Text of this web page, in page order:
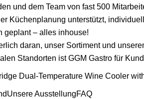
und dem Team von fast 500
Küchenplanung unterstützt,
geplant – alles inhouse!
daran, unser Sortiment und
Standorten ist GGM Gastro für
AusstellungFAQ